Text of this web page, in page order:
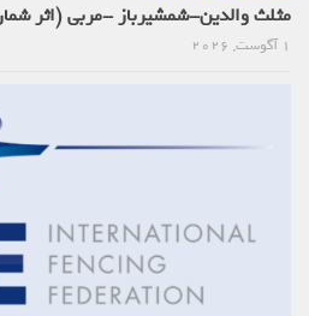
مثلث والدین-شمشیرباز -مربی (اثر شماره 854)